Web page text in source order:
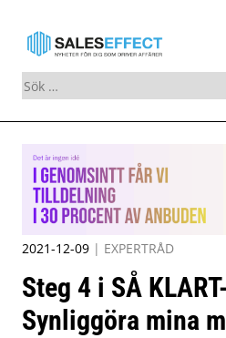
Sök
efter:
Skip
to
content
2021-12-09 | EXPERTRÅD
Steg 4 i SÅ
Synliggöra mina